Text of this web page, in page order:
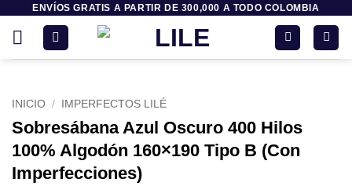
contenido
ENVÍOS GRATIS A PARTIR DE 300,000 A TODO COLOMBIA
INICIO / IMPERFECTOS LILÉ
Sobresábana Azul Oscuro 400 Hilos
100% Algodón 160×190 Tipo B (Con
Imperfecciones)